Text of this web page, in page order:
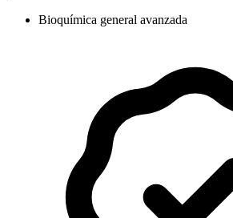
Bioquímica general avanzada